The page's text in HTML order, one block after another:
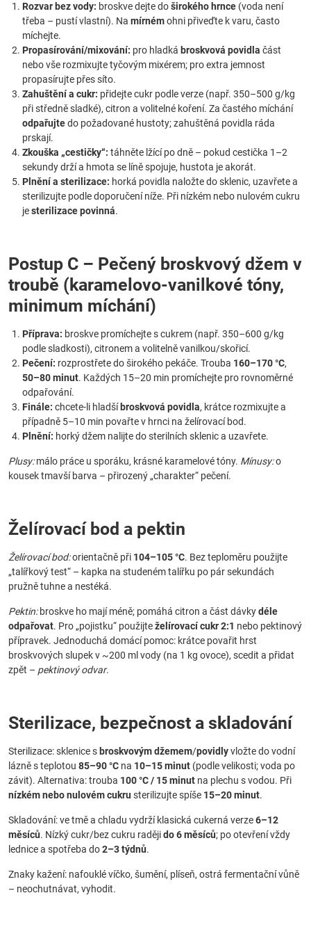
Rozvar bez vody: broskve dejte doširokého hrnce (voda není
třeba – pustí vlastní). Na mírnémohni přiveďte k varu, často
míchejte.
Propasírování/mixování: pro hladká broskvová povidla část
nebo vše rozmixujte tyčovým mixérem; pro extra jemnost
propasírujte přes síto.
Zahuštění a cukr: přidejte cukr podle verze (např. 350–500 g/kg
při středně sladké), citron a volitelné koření. Za častého míchání
odpařujtedo požadované hustoty; zahuštěná povidla ráda
prskají.
Zkouška „cestičky“: táhněte lžící po dně – pokud cestička 1–2
sekundy drží a hmota se líně spojuje, hustota je akorát.
Plnění a sterilizace: horká povidla naložte do sklenic, uzavřete a
sterilizujte podle doporučení níže. Při nízkém nebo nulovém cukru
jesterilizace povinná.
Postup C – Pečený broskvový džem v
troubě (karamelovo-vanilkové tóny,
minimum míchání)
Příprava: broskve promíchejte s cukrem (např. 350–600 g/kg
podle sladkosti), citronem a volitelně vanilkou/skořicí.
Pečení: rozprostřete do širokého pekáče. Trouba 160–170 °C,
50–80 minut. Každých 15–20 min promíchejte pro rovnoměrné
odpařování.
Finále: chcete-li hladší broskvová povidla, krátce rozmixujte a
případně 5–10 min povařte v hrnci na želírovací bod.
Plnění: horký džem nalijte do sterilních sklenic a uzavřete.
Plusy:málo práce u sporáku, krásné karamelové tóny. Mínusy:o
kousek tmavší barva – přirozený „charakter“ pečení.
Želírovací bod a pektin
Želírovací bod:orientačně při 104–105 °C. Bez teploměru použijte
„talířkový test“ – kapka na studeném talířku po pár sekundách
pružně tuhne a nestéká.
Pektin:broskve ho mají méně; pomáhá citron a část dávkydéle
odpařovat. Pro „pojistku“ použijteželírovací cukr 2:1 nebo pektinový
přípravek. Jednoduchá domácí pomoc: krátce povařit hrst
broskvových slupek v ~200 ml vody (na 1 kg ovoce), scedit a přidat
zpět – pektinový odvar.
Sterilizace, bezpečnost a skladování
Sterilizace: sklenice s broskvovým džemem/povidlyvložte do vodní
lázně s teplotou 85–90 °C na 10–15 minut (podle velikosti; voda po
závit). Alternativa: trouba 100 °C / 15 minut na plechu s vodou. Při
nízkém nebo nulovém cukru sterilizujte spíše 15–20 minut.
Skladování: ve tmě a chladu vydrží klasická cukerná verze6–12
měsíců. Nízký cukr/bez cukru radějido 6 měsíců; po otevření vždy
lednice a spotřeba do2–3 týdnů.
Znaky kažení: nafouklé víčko, šumění, plíseň, ostrá fermentační vůně
– neochutnávat, vyhodit.